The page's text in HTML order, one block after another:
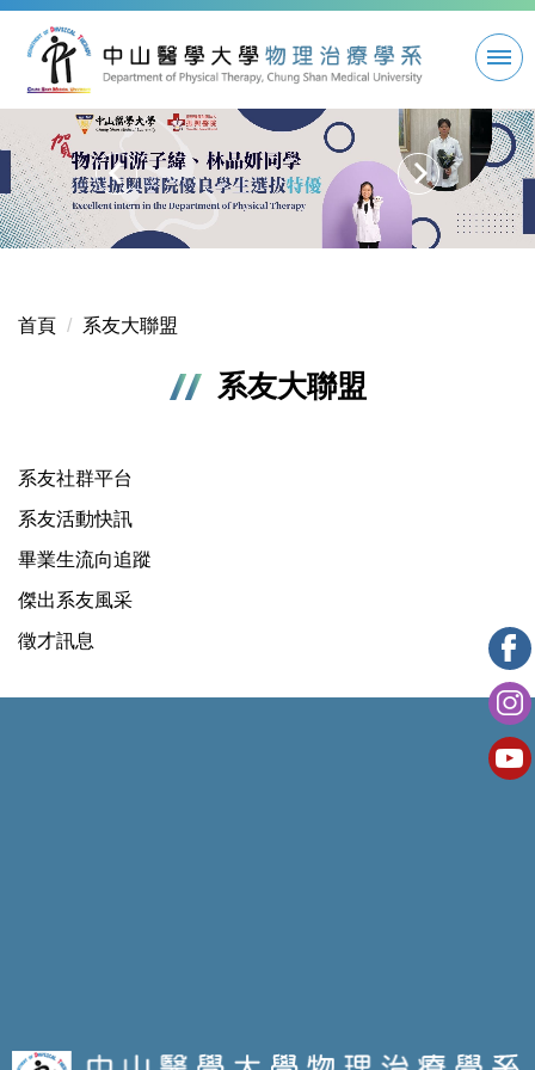
到
要
容
區
首頁 系友大聯盟
系友大聯盟
系友社群平台
系友活動快訊
畢業生流向追蹤
傑出系友風采
徵才訊息